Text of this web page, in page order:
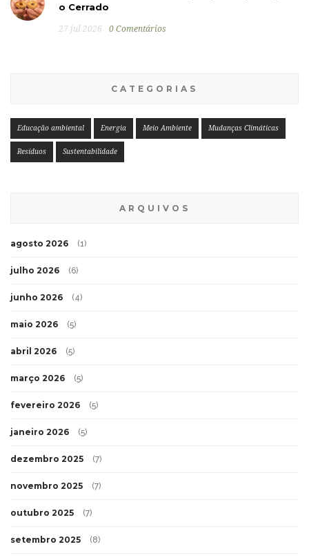
o Cerrado
27 jul 2026 0 Comentários
CATEGORIAS
Educação ambiental Energia Meio Ambiente Mudanças Climáticas
Resíduos Sustentabilidade
ARQUIVOS
agosto 2026 (1)
julho 2026 (6)
junho 2026 (4)
maio 2026 (5)
abril 2026 (5)
março 2026 (5)
fevereiro 2026 (5)
janeiro 2026 (5)
dezembro 2025 (7)
novembro 2025 (7)
outubro 2025 (7)
setembro 2025 (8)